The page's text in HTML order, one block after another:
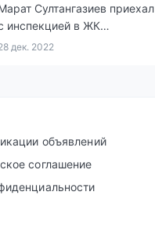
Султангазиев приехал
инспекцией в ЖК
3», строительство
дек. 2022
объявлений
соглашение